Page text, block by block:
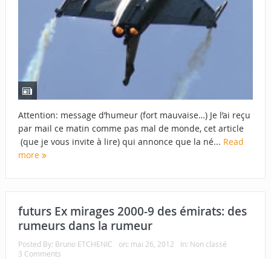
Attention: message d’humeur (fort mauvaise…) Je l’ai reçu
par mail ce matin comme pas mal de monde, cet article
(que je vous invite à lire) qui annonce que la né... Read
more
futurs Ex mirages 2000-9 des émirats: des
rumeurs dans la rumeur
Posted By: Bruno ETCHENIC on: mai 26, 2012 In: Non classé
3 Comments